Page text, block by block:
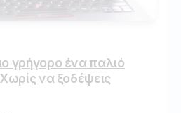
γρήγορο ένα παλιό
να ξοδέψεις